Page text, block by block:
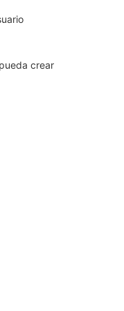
crear